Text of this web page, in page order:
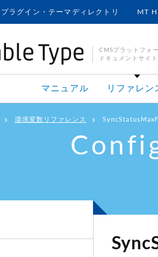
プラグイン・テーマディレクトリ MT
CMSプラットフォ
ドキュメントサイト
マニュアル リファレン
環境変数リファレンス